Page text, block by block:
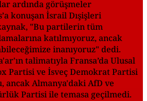
ardında görüşmeler
konuşan İsrail Dışişleri
"Bu partilerin tüm
katılmıyoruz, ancak
inanıyoruz" dedi.
talimatıyla Fransa’da Ulusal
Partisi ve İsveç Demokrat Partisi
ancak Almanya'daki AfD ve
Partisi ile temasa geçilmedi.